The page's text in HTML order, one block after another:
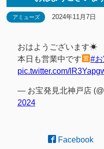
アミューズ 2024年11月7日
おはようございます☀
本日も営業中です
#
pic.twitter.com/
— お宝発見北神戸店
2024
Facebook